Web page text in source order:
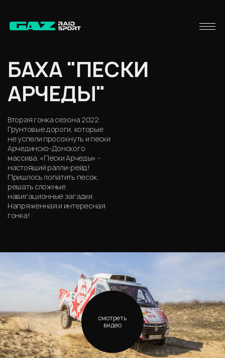
Вторая гонка сезона 2022.
Грунтовые дороги, которые
не успели просохнуть и пески
Арчединско-Донского
массива. «Пески Арчеды» -
настоящий ралли-рейд!
Пришлось лопатить песок,
решать сложные
навигационные загадки.
Напряженная и интересная
гонка!
БАХА "ПЕСКИ
АРЧЕДЫ"
смотреть
видео